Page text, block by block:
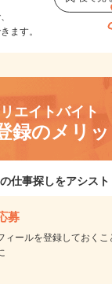
ます。
エイトバイト
録のメリッ
仕事探しをアシスト
募
ィールを登録しておくこ